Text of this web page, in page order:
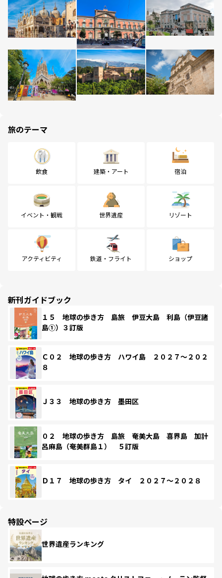
旅のテーマ
飲食 建築・アート 宿泊
イベント・観戦 世界遺産 リゾート
アクティビティ 鉄道・フライト ショップ
新刊ガイドブック
１５ 地球の歩き方 島旅 伊豆大島 利島（伊豆諸
島①）３訂版
Ｃ０２ 地球の歩き方 ハワイ島 ２０２７～２０２
８
Ｊ３３ 地球の歩き方 墨田区
０２ 地球の歩き方 島旅 奄美大島 喜界島 加計
呂麻島（奄美群島１） ５訂版
Ｄ１７ 地球の歩き方 タイ ２０２７～２０２８
特設ページ
世界遺産ランキング